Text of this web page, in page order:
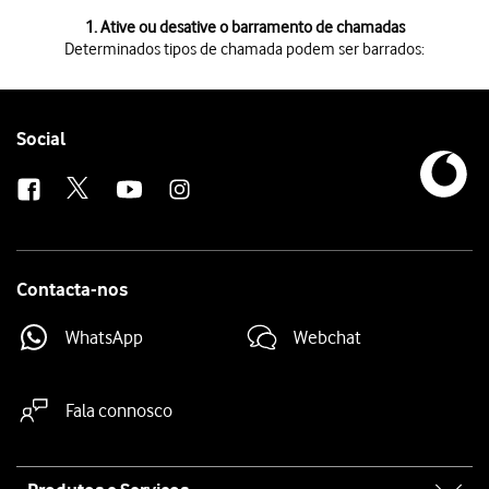
1. Ative ou desative o barramento de chamadas
Determinados tipos de chamada podem ser barrados:
Chamadas efetuadas, chamadas internacionais, chamadas
Não é possível ativar ou desativar manualmente o barramento de
Follow
Social
Contacta-nos
WhatsApp Webchat
Fala connosco